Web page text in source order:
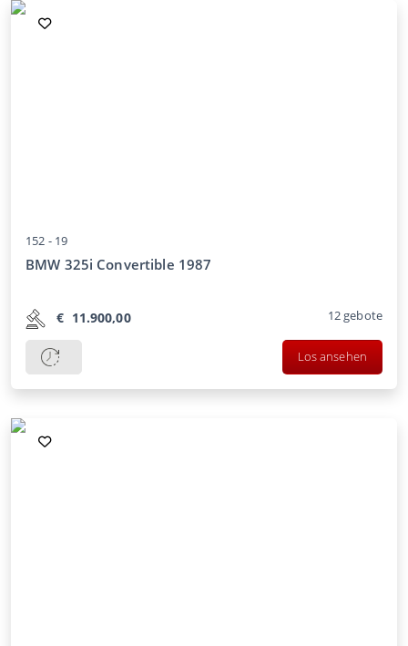
152 - 19
BMW 325i Convertible 1987
€ 11.900,00 12gebote
Los ansehen